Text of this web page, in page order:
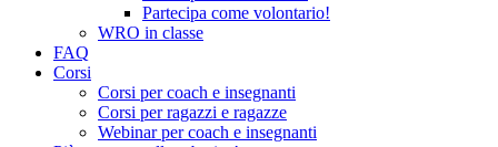
Partecipa come volontario!
WRO in classe
FAQ
Corsi
Corsi per coach e insegnanti
Corsi per ragazzi e ragazze
Webinar per coach e insegnanti